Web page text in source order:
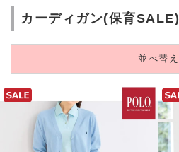
カーディガン(保育SALE)
並べ替え